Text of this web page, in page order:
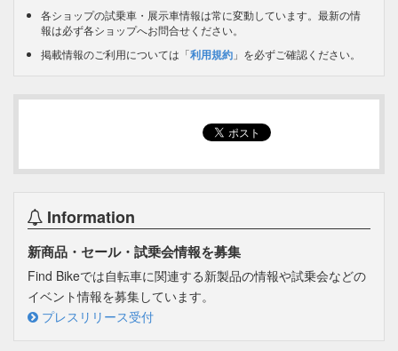
各ショップの試乗車・展示車情報は常に変動しています。最新の情
報は必ず各ショップへお問合せください。
掲載情報のご利用については「利用規約 」を必ずご確認ください。
Information
新商品・セール・試乗会情報を募集
Find Bikeでは自転車に関連する新製品の情報や試乗会などの
イベント情報を募集しています。
プレスリリース受付